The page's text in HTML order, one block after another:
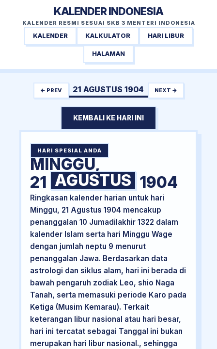
KALENDER INDONESIA
KALENDER RESMI SESUAI SKB 3 MENTERI INDONESIA
KALENDER KALKULATOR HARI LIBUR
HALAMAN
← PREV 21 AGUSTUS 1904 NEXT →
KEMBALI KE HARI INI
HARI SPESIAL ANDA
MINGGU,
21 AGUSTUS 1904
Ringkasan kalender harian untuk hari
Minggu, 21 Agustus 1904 mencakup
penanggalan 10 Jumadilakhir 1322 dalam
kalender Islam serta hari Minggu Wage
dengan jumlah neptu 9 menurut
penanggalan Jawa. Berdasarkan data
astrologi dan siklus alam, hari ini berada di
bawah pengaruh zodiak Leo, shio Naga
Tanah, serta memasuki periode Karo pada
Ketiga (Musim Kemarau). Terkait
keterangan libur nasional atau hari besar,
hari ini tercatat sebagai Tanggal ini bukan
merupakan hari libur nasional., sehingga